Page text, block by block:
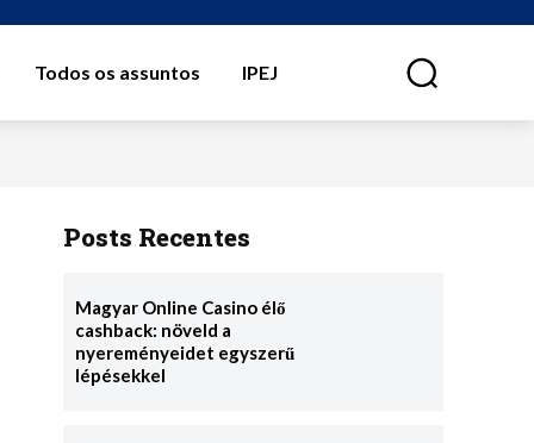
Todos os assuntos IPEJ
Posts Recentes
Magyar Online Casino élő
cashback: növeld a
nyereményeidet egyszerű
lépésekkel